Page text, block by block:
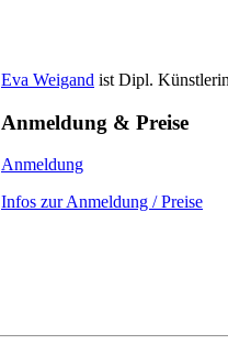
Eva Weigand ist Dipl.
Anmeldung & Preise
Anmeldung
Infos zur Anmeldung / Preise